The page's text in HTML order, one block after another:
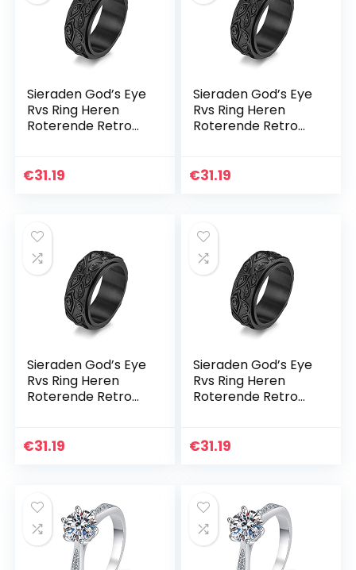
Sieraden God’s Eye
Rvs Ring Heren
Roterende Retro
3
€31.19
Sieraden God’s Eye
Rvs Ring Heren
Roterende Retro
7
€31.19
Sieraden God’s Eye
Rvs Ring Heren
Roterende Retro
8
€31.19
Sieraden God’s Eye
Rvs Ring Heren
Roterende Retro
9
€31.19